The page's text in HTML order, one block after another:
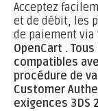
Acceptez
et de débit, les
de paiement via
OpenCart .
compatibles
procédure de
Customer
exigences 3DS